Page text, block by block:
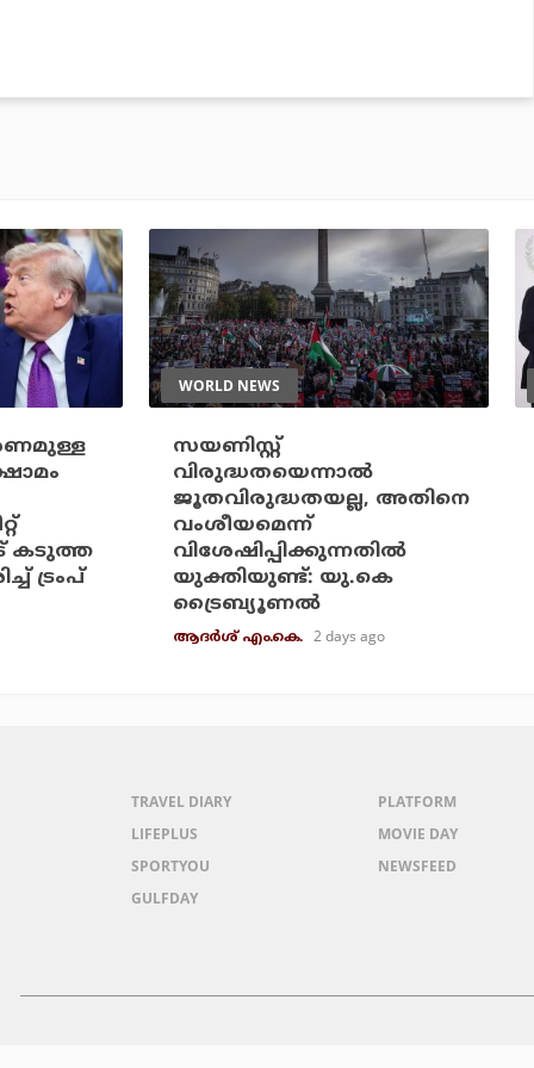
കടുത്ത
ട്രംപ്
WORLD NEWS
സയണിസ്റ്റ്
വിരുദ്ധതയെന്നാല്‍
ജൂതവിരുദ്ധതയല്ല, അതിനെ
വംശീയമെന്ന്
വിശേഷിപ്പിക്കുന്നതില്‍
യുക്തിയുണ്ട്: യു.കെ
ട്രൈബ്യൂണല്‍
ആദർശ് എം.കെ. 2 days ago
TRAVEL DIARY
LIFEPLUS
SPORTYOU
GULFDAY
PLATFORM
MOVIE DAY
NEWSFEED